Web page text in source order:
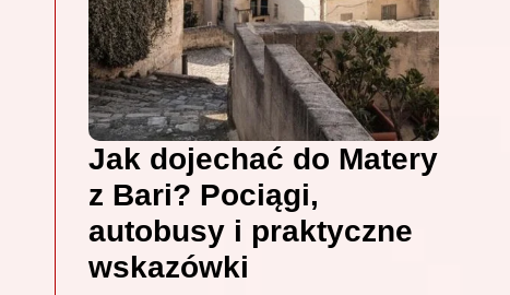
Jak dojechać do Matery
z Bari? Pociągi,
autobusy i praktyczne
wskazówki